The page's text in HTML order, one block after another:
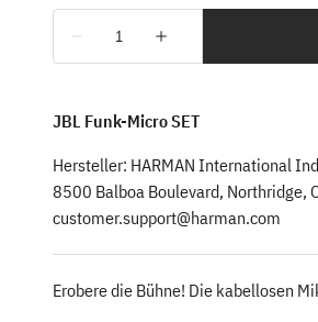
JBL Funk-Micro SET
Hersteller: HARMAN International
8500 Balboa Boulevard, Northridge,
customer.support@harman.com
Erobere die Bühne! Die kabellosen